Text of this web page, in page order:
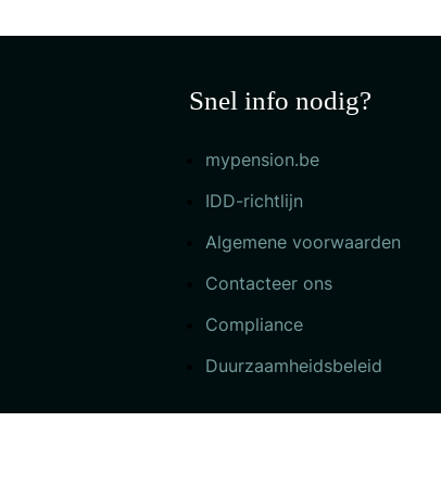
Snel info nodig?
mypension.be
IDD-richtlijn
Algemene voorwaarden
Contacteer ons
Compliance
Duurzaamheidsbeleid